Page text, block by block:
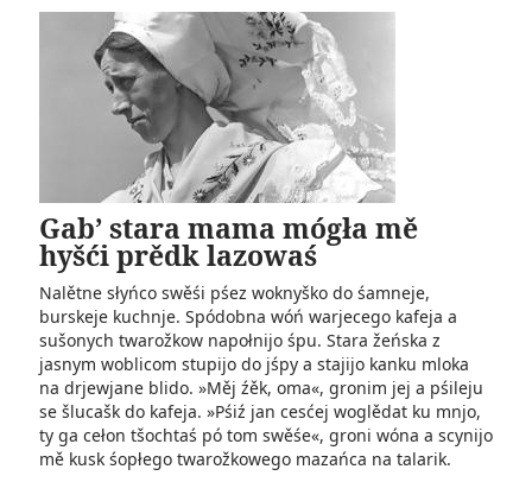
Gab’ stara mama mógła mě
hyšći prědk lazowaś
Nalětne słyńco swěśi pśez woknyško do śamneje,
burskeje kuchnje. Spódobna wóń warjecego kafeja a
sušonych twarožkow napołnijo śpu. Stara žeńska z
jasnym woblicom stupijo do jśpy a stajijo kanku mloka
na drjewjane blido. »Měj źěk, oma«, gronim jej a pśileju
se šlucašk do kafeja. »Pśiź jan cesćej woglědat ku mnjo,
ty ga cełon tšochtaś pó tom swěśe«, groni wóna a scynijo
mě kusk śopłego twarožkowego mazańca na talarik.